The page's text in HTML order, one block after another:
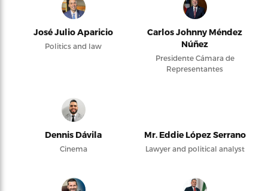
José Julio Aparicio
Politics and law
Carlos Johnny Méndez
Núñez
Presidente Cámara de
Representantes
Dennis Dávila
Cinema
Mr. Eddie López Serrano
Lawyer and political analyst